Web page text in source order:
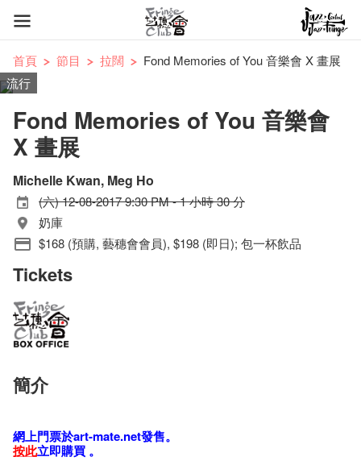
首頁 節目 拉闊
Fond Memories of You 音樂會 X 畫展
流行
Fond Memories of You 音樂會
X 畫展
Michelle Kwan, Meg Ho
(六) 12-08-2017 9:30 PM - 1 小時 30 分
奶庫
$168 (預購, 藝穗會會員), $198 (即日); 包一杯飲品
Tickets
簡介
網​上門票於art-mate.net發售。
按​此立即購​買​ 。